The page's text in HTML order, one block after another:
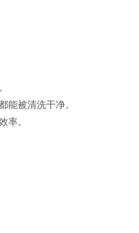
能被清洗干净。
率。